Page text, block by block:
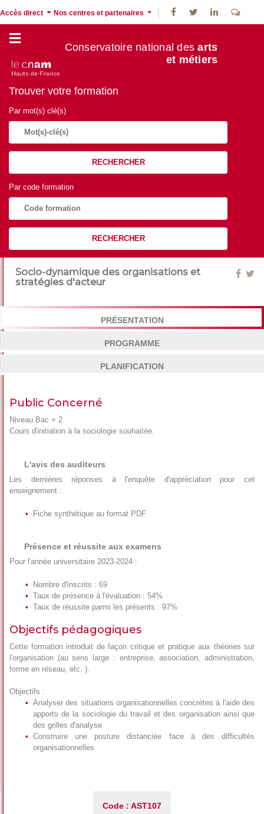
Accès direct Nos centres et partenaires
Conservatoire national desarts
et métiers
Trouver votre formation
Par mot(s) clé(s)
RECHERCHER
Par code formation
RECHERCHER
Socio-dynamique des organisations et
stratégies d'acteur
PRÉSENTATION
PROGRAMME
PLANIFICATION
Public Concerné
Niveau Bac + 2
Cours d'initiation à la sociologie souhaitée.
L'avis des auditeurs
Les dernières réponses à l'enquête d'appréciation pour cet
enseignement :
Fiche synthétique au format PDF
Présence et réussite aux examens
Pour l'année universitaire 2023-2024 :
Nombre d'inscrits : 69
Taux de présence à l'évaluation : 54%
Taux de réussite parmi les présents : 97%
Objectifs pédagogiques
Cette formation introduit de façon critique et pratique aux théories sur
l'organisation (au sens large : entreprise, association, administration,
forme en réseau, etc. ).
Objectifs :
Analyser des situations organisationnelles concrètes à l'aide des
apports de la sociologie du travail et des organisation ainsi que
des grilles d'analyse
Construire une posture distanciée face à des difficultés
organisationnelles
Code : AST107